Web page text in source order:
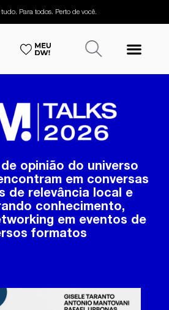
Para todos. Perto de você.
opinião do universo
em conversas
de relevância local e
conhecimento,
em eventos de
formatos